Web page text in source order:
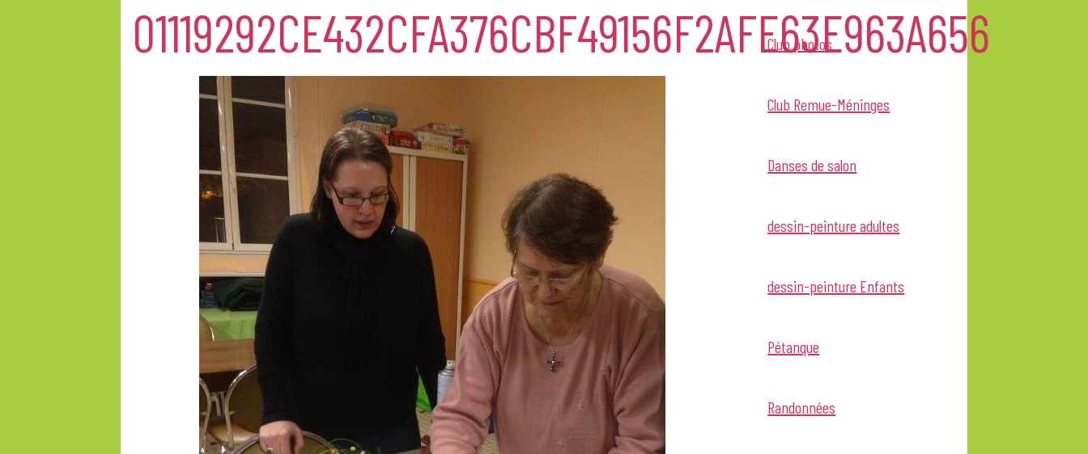
01119292CE432CFA376CBF49156F2AFE63E963A656
Club photos
Club Remue-Méninges
Danses de salon
dessin-peinture adultes
dessin-peinture Enfants
Pétanque
Randonnées